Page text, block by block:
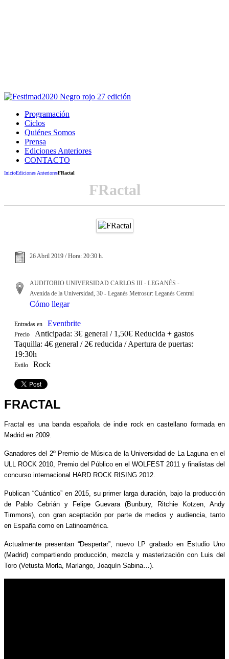
Programación
Ciclos
Quiénes Somos
Prensa
Ediciones Anteriores
CONTACTO
InicioEdiciones AnterioresFRactal
FRactal
26 Abril 2019 / Hora: 20:30 h.
AUDITORIO UNIVERSIDAD CARLOS III - LEGANÉS -
Avenida de la Universidad, 30 - Leganés Metrosur: Leganés Central
Cómo llegar
Entradas en Eventbrite
Precio
Anticipada: 3€ general / 1,50€ Reducida + gastos
Taquilla: 4€ general / 2€ reducida / Apertura de puertas:
19:30h
Estilo Rock
FRACTAL
Fractal es una banda española de indie rock en castellano formada en
Madrid en 2009.
Ganadores del 2º Premio de Música de la Universidad de La Laguna en el
ULL ROCK 2010, Premio del Público en el WOLFEST 2011 y finalistas del
concurso internacional HARD ROCK RISING 2012.
Publican “Cuántico” en 2015, su primer larga duración, bajo la producción
de Pablo Cebrián y Felipe Guevara (Bunbury, Ritchie Kotzen, Andy
Timmons), con gran aceptación por parte de medios y audiencia, tanto
en España como en Latinoamérica.
Actualmente presentan “Despertar”, nuevo LP grabado en Estudio Uno
(Madrid) compartiendo producción, mezcla y masterización con Luis del
Toro (Vetusta Morla, Marlango, Joaquín Sabina…).